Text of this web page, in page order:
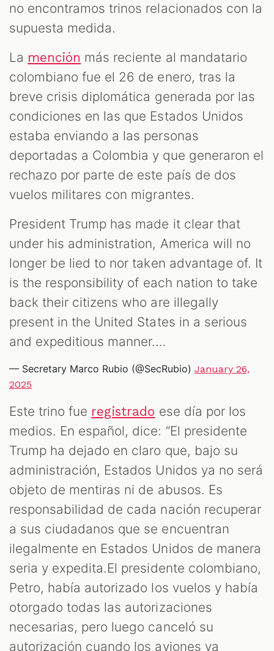
no encontramos trinos relacionados con la
supuesta medida.
La mención más reciente al mandatario
colombiano fue el 26 de enero, tras la
breve crisis diplomática generada por las
condiciones en las que Estados Unidos
estaba enviando a las personas
deportadas a Colombia y que generaron el
rechazo por parte de este país de dos
vuelos militares con migrantes.
President Trump has made it clear that
under his administration, America will no
longer be lied to nor taken advantage of. It
is the responsibility of each nation to take
back their citizens who are illegally
present in the United States in a serious
and expeditious manner.…
— Secretary Marco Rubio (@SecRubio) January 26,
2025
Este trino fue registrado ese día por los
medios. En español, dice: “El presidente
Trump ha dejado en claro que, bajo su
administración, Estados Unidos ya no será
objeto de mentiras ni de abusos. Es
responsabilidad de cada nación recuperar
a sus ciudadanos que se encuentran
ilegalmente en Estados Unidos de manera
seria y expedita.El presidente colombiano,
Petro, había autorizado los vuelos y había
otorgado todas las autorizaciones
necesarias, pero luego canceló su
autorización cuando los aviones ya